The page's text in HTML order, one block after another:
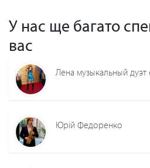
У нас ще багато
вас
Лена музыкальный дуэт
Юрій Федоренко